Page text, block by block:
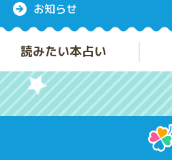
お知らせ
読みたい本占い